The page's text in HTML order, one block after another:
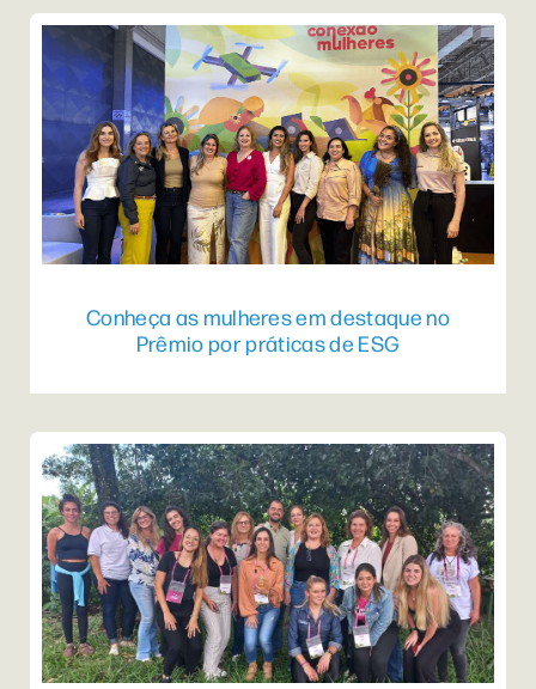
Conheça as mulheres em destaque no
Prêmio por práticas de ESG